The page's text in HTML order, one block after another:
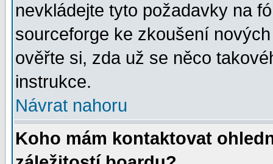
nevkládejte tyto požadavky na
sourceforge ke zkoušení
ověřte si, zda už se něco
instrukce.
Návrat nahoru
Koho mám kontaktovat